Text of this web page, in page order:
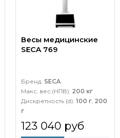
Весы медицинские
SECA 769
Бренд: SECA
Макс. вес (НПВ): 200 кг
Дискретность (d): 100 г, 200
г
123 040 руб